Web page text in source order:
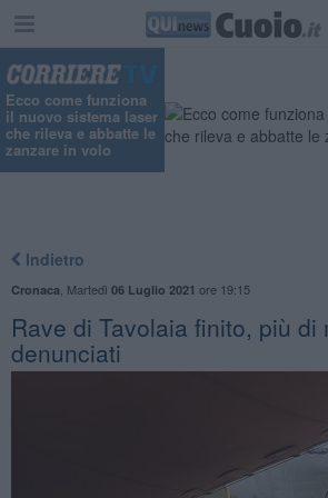
Ecco come funziona
il nuovo sistema laser
che rileva e abbatte le
zanzare in volo
Indietro
Cronaca Martedì 06 Luglio 2021 ore 19:15
Rave di Tavolaia finito, più di
denunciati